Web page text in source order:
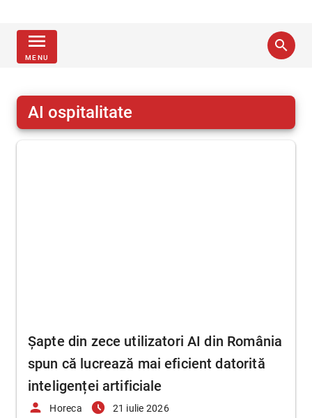
menu
MENU
search
AI ospitalitate
Șapte din zece utilizatori AI din România
spun că lucrează mai eficient datorită
inteligenței artificiale
person Horeca access_time_filled 21 iulie 2026